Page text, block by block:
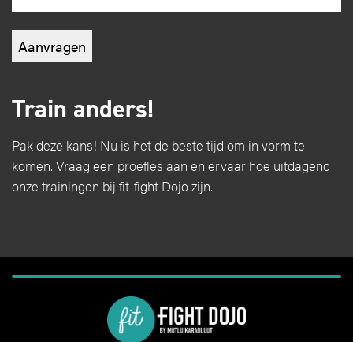
Train anders!
Pak deze kans! Nu is het de beste tijd om in vorm te
komen. Vraag een proefles aan en ervaar hoe uitdagend
onze trainingen bij fit-fight Dojo zijn.